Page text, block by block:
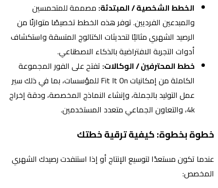
الخطط الشخصية / المبتدئة: مصممة للمتحمسين
والمبدعين الفرديين. توفر هذه الخطط تخصيصًا متوازنًا من
الرصيد الشهري مثاليًا لتحديثات الكتالوج المتسقة واستكشاف
أدوات التجربة الافتراضية بالذكاء الاصطناعي.
خطط المحترفين / الوكالات: تفتح على الفور المجموعة
الكاملة من إمكانيات Fit It On للمؤسسات، بما في ذلك سير
عمل التوليد بالجملة، وإنشاء النماذج المخصصة، ودقة إخراج
4k، والتعاون الجماعي متعدد المستخدمين.
خطوة بخطوة: كيفية ترقية خطتك
عندما تكون مستعدًا لتوسيع الإنتاج أو إذا استنفدت رصيدك الشهري
المخصص: